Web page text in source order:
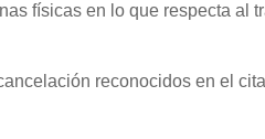
físicas en lo que respecta al
reconocidos en el